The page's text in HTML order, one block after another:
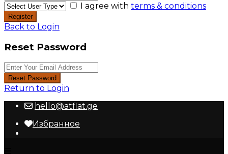
I agree with terms & conditions
Register
Back to Login
Reset Password
Reset Password
Return to Login
hello@atflat.ge
Избранное